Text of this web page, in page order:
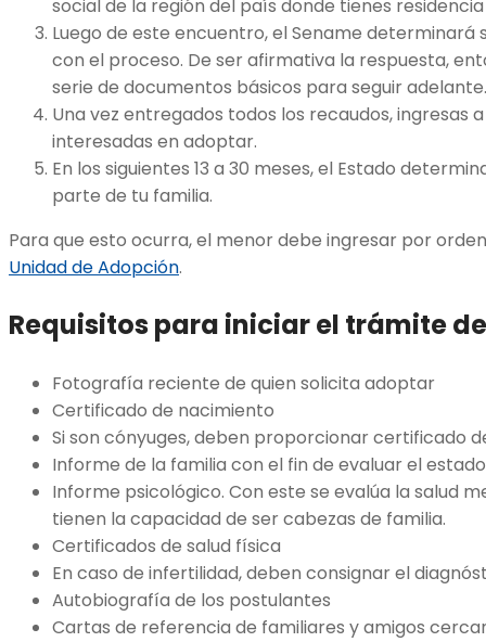
social de la región del país donde tienes
Luego de este encuentro, el Sename
con el proceso. De ser afirmativa la respuesta,
serie de documentos básicos para seguir adelante.
Una vez entregados todos los recaudos, ingresas
interesadas en adoptar.
En los siguientes 13 a 30 meses, el Estado
parte de tu familia.
Para que esto ocurra, el menor debe ingresar por
Unidad de Adopción.
Requisitos para iniciar el trámite
Fotografía reciente de quien solicita adoptar
Certificado de nacimiento
Si son cónyuges, deben proporcionar certificado
Informe de la familia con el fin de evaluar el
Informe psicológico. Con este se evalúa la salud
tienen la capacidad de ser cabezas de familia.
Certificados de salud física
En caso de infertilidad, deben consignar el
Autobiografía de los postulantes
Cartas de referencia de familiares y amigos